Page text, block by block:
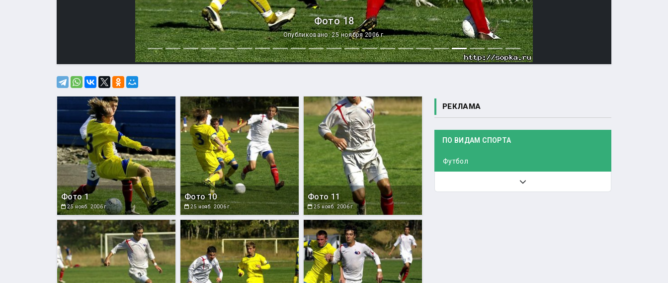
Фото 18
Опубликовано: 25 ноября 2006 г.
Фото 1
25 нояб. 2006 г.
Фото 10
25 нояб. 2006 г.
Фото 11
25 нояб. 2006 г.
РЕКЛАМА
ПО ВИДАМ СПОРТА
Футбол